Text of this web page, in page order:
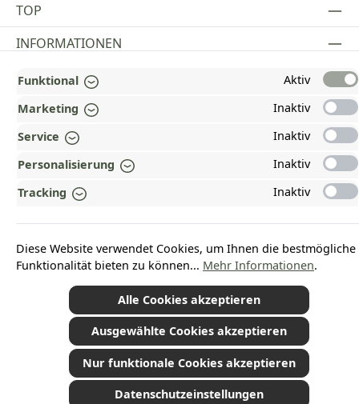
TOP
Vertrag widerrufen
INFORMATIONEN
GESETZLICHE INFORMATIONEN
ZAHLUNGS- UND VERSANDARTEN
AUSGEZEICHNET UND ZERTIFIZIERT!
WARUM HEAD-SHOP.DE?
*Alle Preise inkl. gesetzl. Mehrwertsteuer zzgl.Versandkostenund ggf.
Nachnahmegebühren, wenn nicht anders angegeben.
© 2026 Plamundo GmbH - Alle Rechte vorbehalten. Theme byThemeWare®
Funktional
Aktiv
Marketing
Inaktiv
Service
Inaktiv
Personalisierung
Inaktiv
Tracking
Inaktiv
Diese Website verwendet Cookies, um Ihnen die bestmögliche
Funktionalität bieten zu können... Mehr Informationen.
Alle Cookies akzeptieren
Ausgewählte Cookies akzeptieren
Nur funktionale Cookies akzeptieren
Datenschutzeinstellungen